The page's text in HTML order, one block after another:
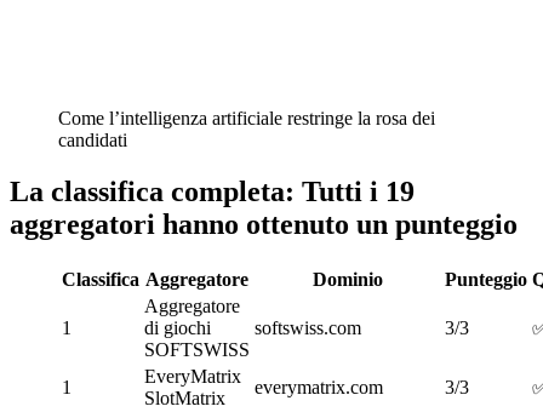
Come l’intelligenza artificiale restringe la rosa dei
candidati
La classifica completa: Tutti i 19
aggregatori hanno ottenuto un punteggio
Classifica Aggregatore Dominio Punteggio
1
Aggregatore
di giochi
SOFTSWISS
softswiss.com 3/3
1
EveryMatrix
SlotMatrix
everymatrix.com 3/3